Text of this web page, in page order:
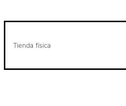
Tienda física